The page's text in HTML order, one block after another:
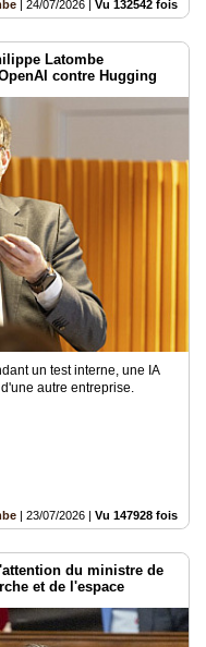
24/07/2026 Vu 132542 fois
Latombe
contre Hugging
un test interne, une IA
autre entreprise.
| 23/07/2026 | Vu 147928 fois
du ministre de
et de l'espace